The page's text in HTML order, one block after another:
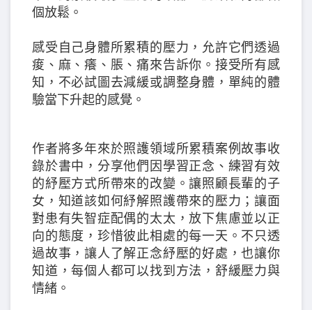
個放鬆。
感受自己身體所累積的壓力，允許它們透過
痠、麻、癢、脹、痛來告訴你。接受所有感
知，不必試圖去減緩或調整身體，單純的體
驗當下升起的感覺。
作者將多年來於照護領域所累積案例故事收
錄於書中，分享他們因學習正念、練習有效
的紓壓方式所帶來的改變。讓照顧長輩的子
女，知道該如何紓解照護帶來的壓力；讓面
對患有失智症配偶的太太，放下焦慮並以正
向的態度，珍惜彼此相處的每一天。不只透
過故事，讓人了解正念紓壓的好處，也讓你
知道，每個人都可以找到方法，舒緩壓力與
情緒。